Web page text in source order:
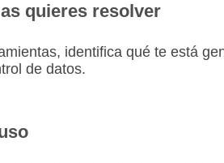
quieres resolver
identifica qué te está
de datos.